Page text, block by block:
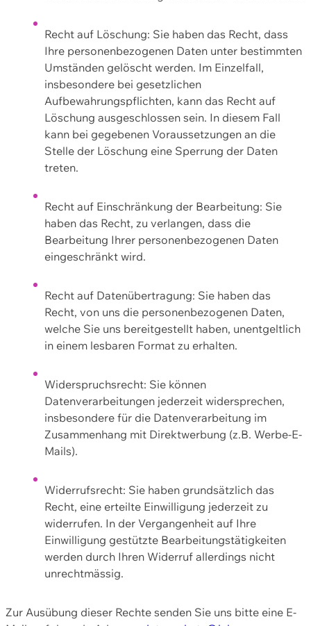
Recht auf Löschung: Sie haben das Recht, dass
Ihre personenbezogenen Daten unter bestimmten
Umständen gelöscht werden. Im Einzelfall,
insbesondere bei gesetzlichen
Aufbewahrungspflichten, kann das Recht auf
Löschung ausgeschlossen sein. In diesem Fall
kann bei gegebenen Voraussetzungen an die
Stelle der Löschung eine Sperrung der Daten
treten.
Recht auf Einschränkung der Bearbeitung: Sie
haben das Recht, zu verlangen, dass die
Bearbeitung Ihrer personenbezogenen Daten
eingeschränkt wird.
Recht auf Datenübertragung: Sie haben das
Recht, von uns die personenbezogenen Daten,
welche Sie uns bereitgestellt haben, unentgeltlich
in einem lesbaren Format zu erhalten.
Widerspruchsrecht: Sie können
Datenverarbeitungen jederzeit widersprechen,
insbesondere für die Datenverarbeitung im
Zusammenhang mit Direktwerbung (z.B. Werbe-E-
Mails).
Widerrufsrecht: Sie haben grundsätzlich das
Recht, eine erteilte Einwilligung jederzeit zu
widerrufen. In der Vergangenheit auf Ihre
Einwilligung gestützte Bearbeitungstätigkeiten
werden durch Ihren Widerruf allerdings nicht
unrechtmässig.
Zur Ausübung dieser Rechte senden Sie uns bitte eine E-